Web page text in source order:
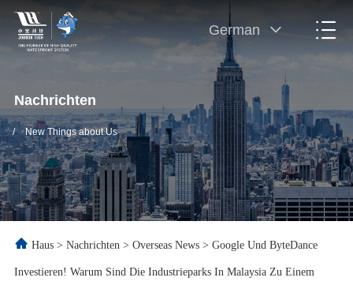
German
Nachrichten
/ New Things about Us
Haus > Nachrichten > Overseas News > Google Und ByteDance
Investieren! Warum Sind Die Industrieparks In Malaysia Zu Einem